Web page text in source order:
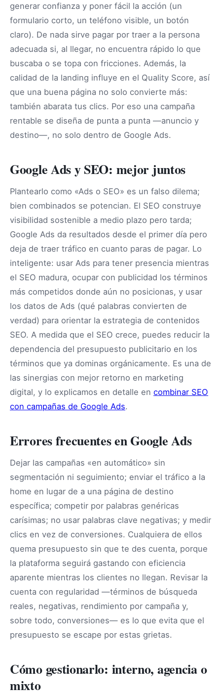
generar confianza y poner fácil la acción (un
formulario corto, un teléfono visible, un botón
claro). De nada sirve pagar por traer a la persona
adecuada si, al llegar, no encuentra rápido lo que
buscaba o se topa con fricciones. Además, la
calidad de la landing influye en el Quality Score, así
que una buena página no solo convierte más:
también abarata tus clics. Por eso una campaña
rentable se diseña de punta a punta —anuncio y
destino—, no solo dentro de Google Ads.
Google Ads y SEO: mejor juntos
Plantearlo como «Ads o SEO» es un falso dilema;
bien combinados se potencian. El SEO construye
visibilidad sostenible a medio plazo pero tarda;
Google Ads da resultados desde el primer día pero
deja de traer tráfico en cuanto paras de pagar. Lo
inteligente: usar Ads para tener presencia mientras
el SEO madura, ocupar con publicidad los términos
más competidos donde aún no posicionas, y usar
los datos de Ads (qué palabras convierten de
verdad) para orientar la estrategia de contenidos
SEO. A medida que el SEO crece, puedes reducir la
dependencia del presupuesto publicitario en los
términos que ya dominas orgánicamente. Es una de
las sinergias con mejor retorno en marketing
digital, y lo explicamos en detalle en combinar SEO
con campañas de Google Ads.
Errores frecuentes en Google Ads
Dejar las campañas «en automático» sin
segmentación ni seguimiento; enviar el tráfico a la
home en lugar de a una página de destino
específica; competir por palabras genéricas
carísimas; no usar palabras clave negativas; y medir
clics en vez de conversiones. Cualquiera de ellos
quema presupuesto sin que te des cuenta, porque
la plataforma seguirá gastando con eficiencia
aparente mientras los clientes no llegan. Revisar la
cuenta con regularidad —términos de búsqueda
reales, negativas, rendimiento por campaña y,
sobre todo, conversiones— es lo que evita que el
presupuesto se escape por estas grietas.
Cómo gestionarlo: interno, agencia o
mixto